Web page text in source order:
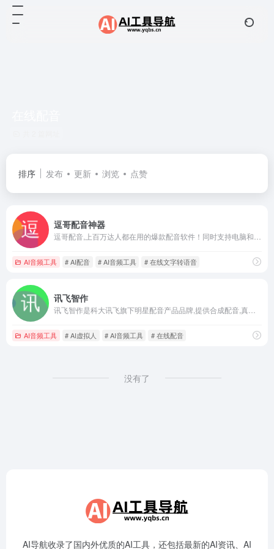
排序 发布 更新 浏览 点赞
逗哥配音神器
AI音频工具 # AI配音 # AI音频工具 # 在线文字转语音
讯飞智作
AI音频工具 # AI虚拟人 # AI音频工具 # 在线配音
没有了
AI导航收录了国内外优质的AI工具，还包括最新的AI资讯、AI